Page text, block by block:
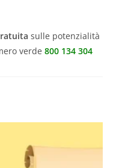
sulle potenzialità
verde800 134 304